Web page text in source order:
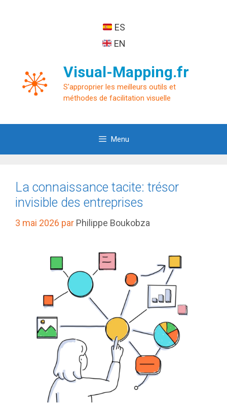
ES
EN
Visual-Mapping.fr
S'approprier les meilleurs outils et
méthodes de facilitation visuelle
Menu
La connaissance tacite: trésor
invisible des entreprises
3 mai 2026 par Philippe Boukobza